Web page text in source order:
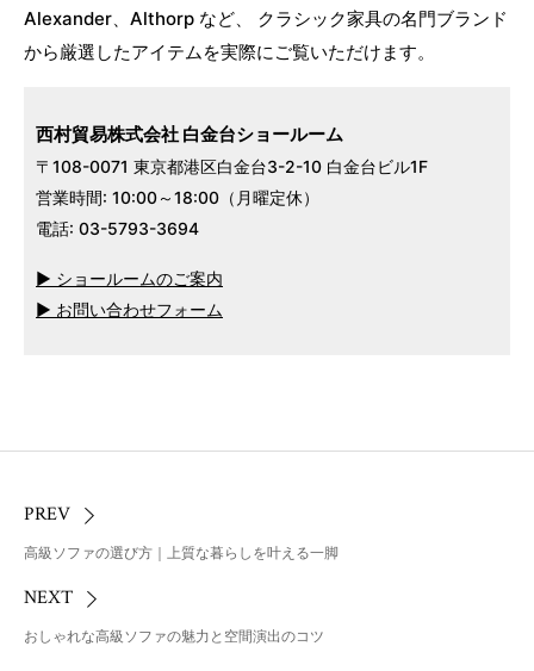
Alexander、Althorp など、 クラシック家具の名門ブランド
から厳選したアイテムを実際にご覧いただけます。
西村貿易株式会社 白金台ショールーム
〒108-0071 東京都港区白金台3-2-10 白金台ビル1F
営業時間: 10:00～18:00（月曜定休）
電話: 03-5793-3694
▶ ショールームのご案内
▶ お問い合わせフォーム
PREV
高級ソファの選び方｜上質な暮らしを叶える一脚
NEXT
おしゃれな高級ソファの魅力と空間演出のコツ